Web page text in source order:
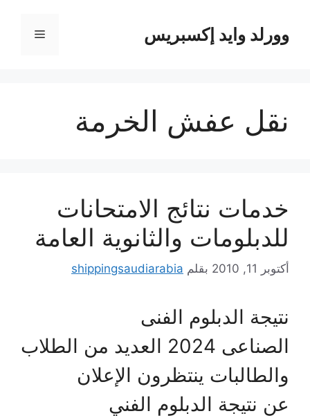
المحتوىوورلد وايد إكسبريس القائمة
نقل عفش الخرمة
خدمات نتائج الامتحانات
للدبلومات والثانوية العامة
أكتوبر 11, 2010 بقلم shippingsaudiarabia
نتيجة الدبلوم الفنى
الصناعى 2024 العديد من الطلاب
والطالبات ينتظرون الإعلان
عن نتيجة الدبلوم الفني